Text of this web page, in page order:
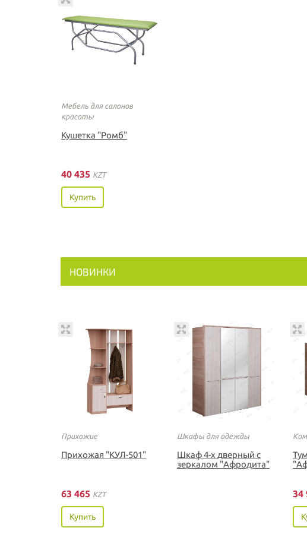
Мебель для салонов
красоты
Кушетка "Ромб"
40 435 KZT
Купить
НОВИНКИ
Прихожие
Прихожая "КУЛ-501"
63 465 KZT
Купить
Шкафы для одежды
Шкаф 4-х дверный с
зеркалом "Афродита"
34